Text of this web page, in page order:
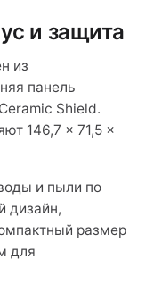
и защита
из
панель
Shield.
146,7 × 71,5 ×
и пыли по
дизайн,
размер
для